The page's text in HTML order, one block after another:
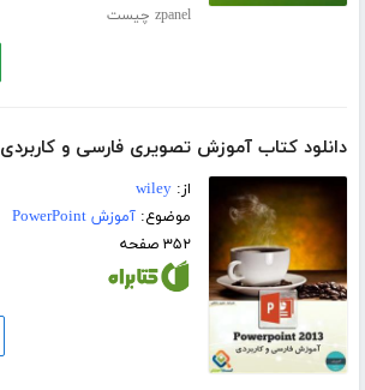
zpanel چیست
دانلود کتاب آموزش تصویری فارسی و کاربردی PowerPoint 2013
از:wiley
موضوع:آموزش PowerPoint
۳۵۲ صفحه